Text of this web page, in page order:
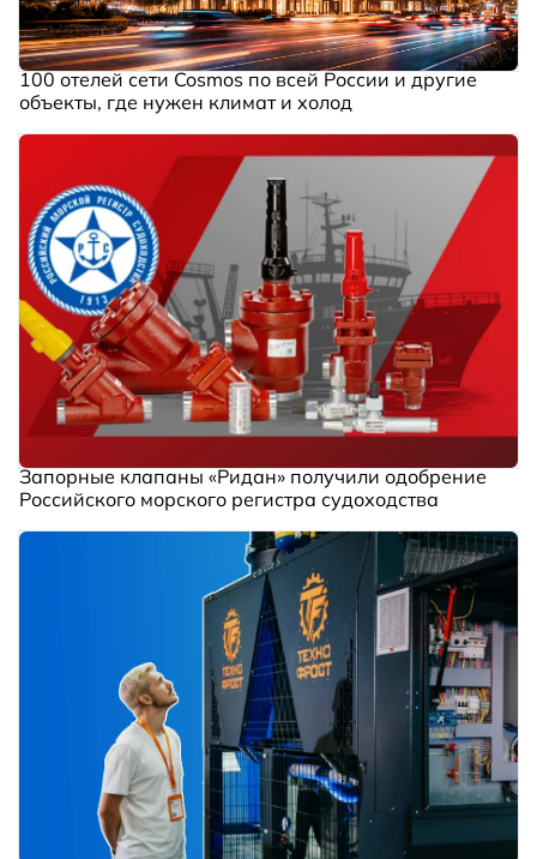
100 отелей сети Cosmos по всей России и другие
объекты, где нужен климат и холод
Запорные клапаны «Ридан» получили одобрение
Российского морского регистра судоходства